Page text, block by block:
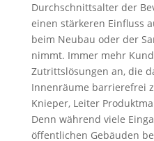
Durchschnittsalter der
einen stärkeren Einfluss
beim Neubau oder der
nimmt. Immer mehr
Zutrittslösungen an, die
Innenräume barrierefrei
Knieper, Leiter
Denn während viele
öffentlichen Gebäuden